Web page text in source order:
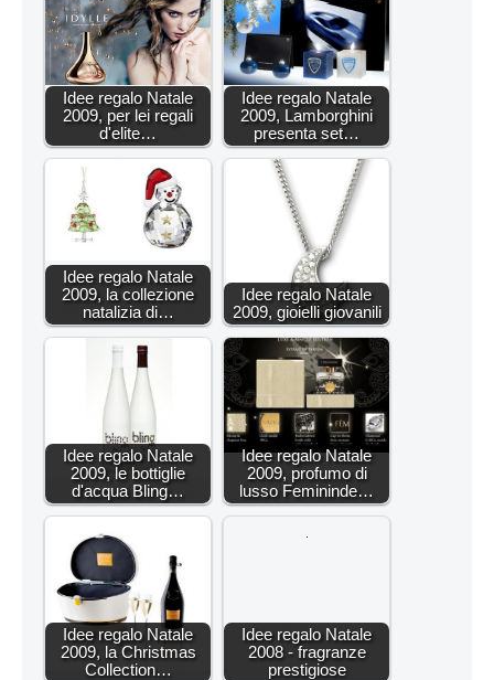
Idee regalo Natale
2009, per lei regali
d'elite…
Idee regalo Natale
2009, Lamborghini
presenta set…
Idee regalo Natale
2009, la collezione
natalizia di…
Idee regalo Natale
2009, gioielli giovanili
Idee regalo Natale
2009, le bottiglie
d'acqua Bling…
Idee regalo Natale
2009, profumo di
lusso Femininde…
Idee regalo Natale
2009, la Christmas
Collection…
Idee regalo Natale
2008 - fragranze
prestigiose